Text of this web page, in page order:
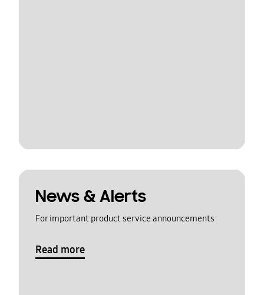
News & Alerts
For important product service announcements
Read more